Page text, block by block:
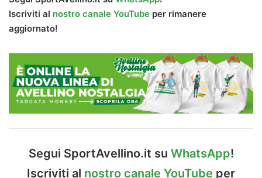
Iscriviti al nostro canale YouTube per rimanere
aggiornato!
Segui SportAvellino.it su WhatsApp!
Iscriviti al nostro canale YouTube per